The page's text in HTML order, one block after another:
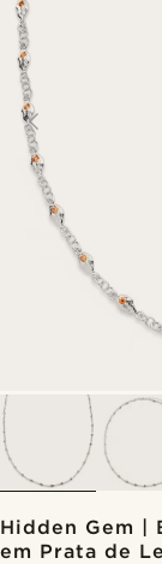
Hidden Gem |
em Prata de